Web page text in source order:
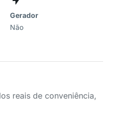
Gerador
Não
reais de conveniência,